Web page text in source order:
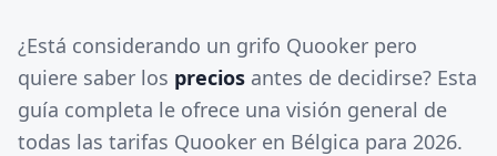
¿Está considerando un grifo Quooker pero
quiere saber los precios antes de decidirse? Esta
guía completa le ofrece una visión general de
todas las tarifas Quooker en Bélgica para 2026.